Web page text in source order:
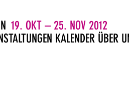
19. OKT – 25. NOV 2012
KALENDER ÜBER